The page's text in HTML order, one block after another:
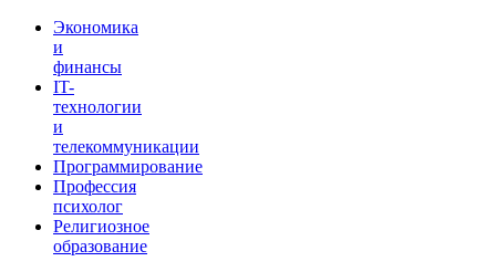
Экономика
и
финансы
IT-
технологии
и
телекоммуникации
Программирование
Профессия
психолог
Религиозное
образование